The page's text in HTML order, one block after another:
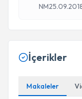
NM
İçerikler
Makaleler